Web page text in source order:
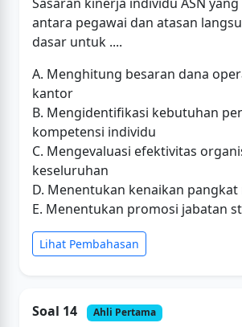
Sasaran kinerja individu ASN
antara pegawai dan atasan
dasar untuk ....
A. Menghitung besaran dana
kantor
B. Mengidentifikasi kebutuhan
kompetensi individu
C. Mengevaluasi efektivitas
keseluruhan
D. Menentukan kenaikan
E. Menentukan promosi jabatan
Lihat Pembahasan
Soal 14 Ahli Pertama